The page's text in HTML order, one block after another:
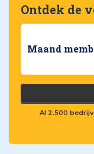
Ontdek de
Maand
Al 2.500